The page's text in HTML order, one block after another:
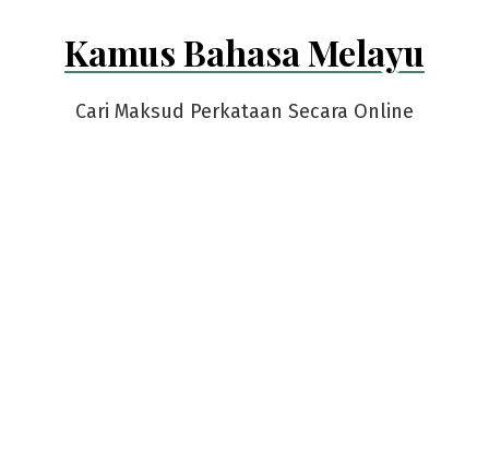
Kamus Bahasa Melayu
Cari Maksud Perkataan Secara Online